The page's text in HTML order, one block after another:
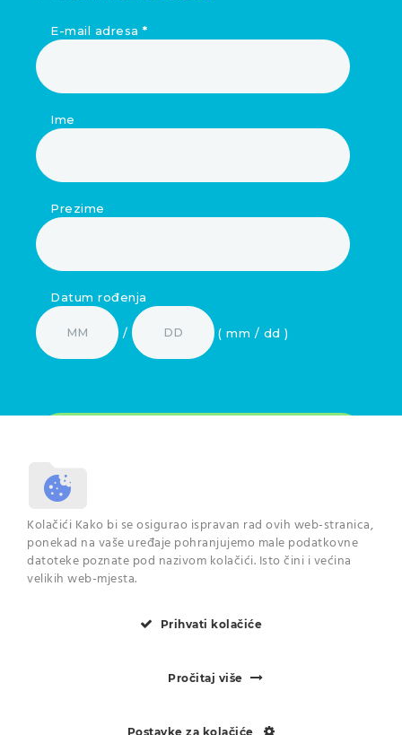
E-mail adresa *
Ime
Prezime
Datum rođenja
/ ( mm / dd )
načinu na koji se koriste Vaši podaci na poveznici.
medicine Zadar
Kolačići Kako bi se osigurao ispravan rad ovih web-stranica,
ponekad na vaše uređaje pohranjujemo male podatkovne
datoteke poznate pod nazivom kolačići. Isto čini i većina
velikih web-mjesta.
Prihvati kolačiće
Pročitaj više
Postavke za kolačiće